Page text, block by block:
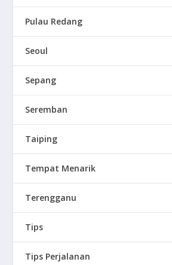
Pulau Redang
Seoul
Sepang
Seremban
Taiping
Tempat Menarik
Terengganu
Tips
Tips Perjalanan